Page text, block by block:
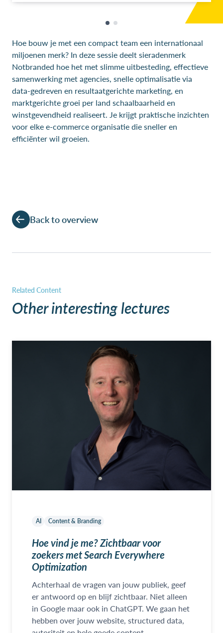
Hoe bouw je met een compact team een internationaal
miljoenen merk? In deze sessie deelt sieradenmerk
Notbranded hoe het met slimme uitbesteding, effectieve
samenwerking met agencies, snelle optimalisatie via
data-gedreven en resultaatgerichte marketing, en
marktgerichte groei per land schaalbaarheid en
winstgevendheid realiseert. Je krijgt praktische inzichten
voor elke e-commerce organisatie die sneller en
efficiënter wil groeien.
Back to overview
Other interesting lectures
AI Content & Branding
Hoe vind je me? Zichtbaar voor
zoekers met Search Everywhere
Optimization
Achterhaal de vragen van jouw publiek, geef
er antwoord op en blijf zichtbaar. Niet alleen
in Google maar ook in ChatGPT. We gaan het
hebben over jouw website, structured data,